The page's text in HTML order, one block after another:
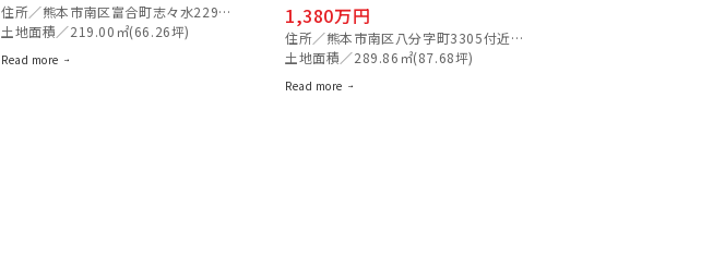
住所／熊本市南区富合町志々水229付
近【ナビ検索】
土地面積／219.00㎡(66.26坪)
Read more
1,380万円
住所／熊本市南区八分字町3305付近
【ナビ検索】
土地面積／289.86㎡(87.68坪)
Read more